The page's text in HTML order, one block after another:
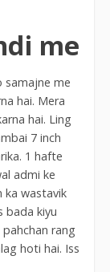
me
samajne me
hai. Mera
hai. Ling
7 inch
1 hafte
admi ke
ka wastavik
bada kiyu
rang
hoti hai. Iss